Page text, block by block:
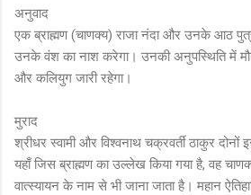
अनुवाद
एक ब्राह्मण (चाणक्य) राजा नंदा और उनके आठ
उनके वंश का नाश करेगा। उनकी अनुपस्थिति में
और कलियुग जारी रहेगा।
मुराद
श्रीधर स्वामी और विश्वनाथ चक्रवर्ती ठाकुर दोनों
यहाँ जिस ब्राह्मण का उल्लेख किया गया है, वह
वात्स्यायन के नाम से भी जाना जाता है। महान